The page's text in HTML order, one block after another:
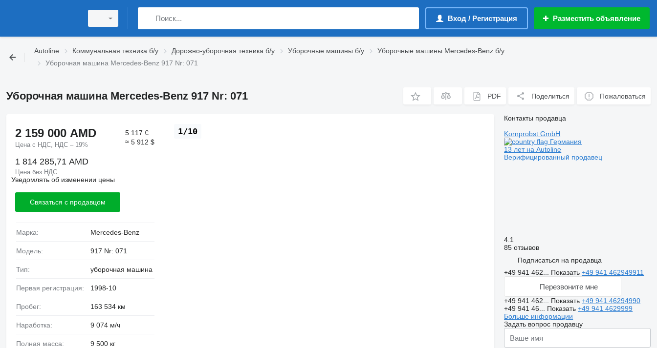
Вход / Регистрация Разместить объявление
Autoline Коммунальная техника б/у Дорожно-уборочная техника б/у Уборочные машины б/у
Уборочные машины Mercedes-Benz б/у
Уборочная машина Mercedes-Benz 917 Nr: 071
Уборочная машина Mercedes-Benz 917 Nr: 071 PDF Поделиться Пожаловаться
1/10
2 159 000 AMD
Цена с НДС, НДС – 19%
5 117 €
≈ 5 912 $
1 814 285,71 AMD
Цена без НДС
Уведомлять об изменении цены
Связаться с продавцом
Марка: Mercedes-Benz
Модель: 917 Nr: 071
Тип: уборочная машина
Первая регистрация: 1998-10
Пробег: 163 534 км
Наработка: 9 074 м/ч
Полная масса: 9 500 кг
Контакты продавца
Kornprobst GmbH
Германия
13 лет на Autoline
Верифицированный продавец
4.1
85 отзывов
Подписаться на продавца
+49 941 462... Показать+49 941 462949911
Перезвоните мне
+49 941 462... Показать+49 941 46294990
+49 941 46... Показать+49 941 4629999
Больше информации
Задать вопрос продавцу